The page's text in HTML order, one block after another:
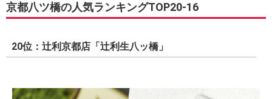
京都八ツ橋の人気ランキングTOP20-16
20位：辻利京都店「辻利生八ッ橋」